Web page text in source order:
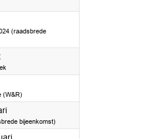
2024
(raadsbrede
2024
(W&R)
2024
bijeenkomst)
2024